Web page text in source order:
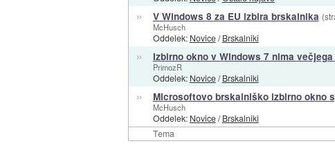
Tema
» V Windows 8 za EU izbira brskalnika
McHusch
Oddelek: Novice/Brskalniki
» Izbirno okno v Windows 7 nima
PrimozR
Oddelek: Novice/Brskalniki
» Microsoftovo brskalniško izbirno okno
McHusch
Oddelek: Novice/Brskalniki